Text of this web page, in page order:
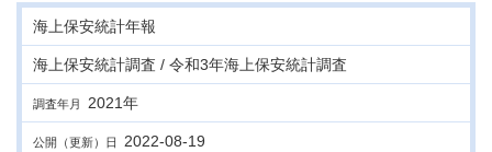
海上保安統計年報
海上保安統計調査 / 令和3年海上保安統計調査
調査年月 2021年
公開（更新）日 2022-08-19